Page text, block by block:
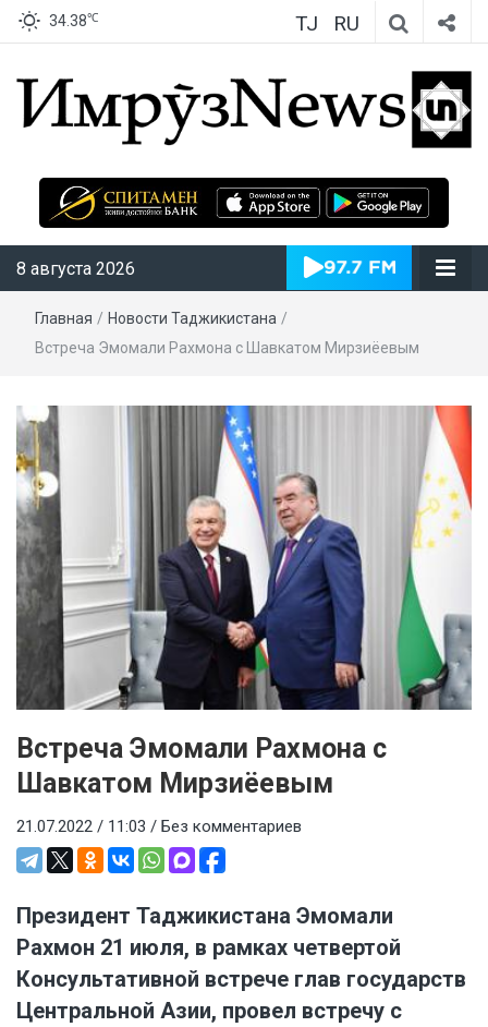
34.38℃ TJ RU
ИмрӯзNews
8 августа 2026
Главная / Новости Таджикистана /
Встреча Эмомали Рахмона с Шавкатом Мирзиёевым
Встреча Эмомали Рахмона с
Шавкатом Мирзиёевым
21.07.2022 / 11:03 / Без комментариев
Президент Таджикистана Эмомали
Рахмон 21 июля, в рамках четвертой
Консультативной встрече глав государств
Центральной Азии, провел встречу с